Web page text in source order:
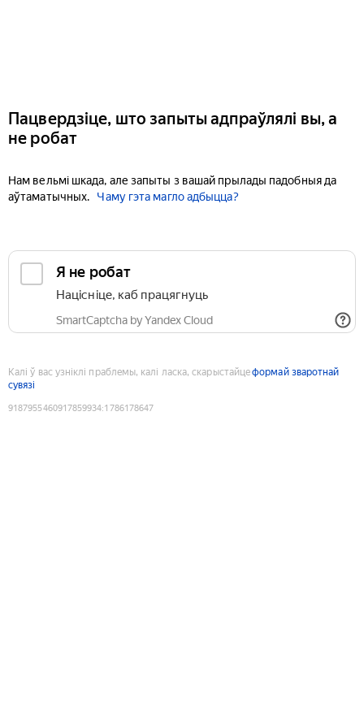
Пацвердзіце, што запыты адпраўлялі вы, а
не робат
Нам вельмі шкада, але запыты з вашай прылады падобныя да
аўтаматычных.
Чаму гэта магло адбыцца?
Я не робат
Націсніце, каб працягнуць
SmartCaptcha by Yandex Cloud
Калі ў вас узніклі праблемы, калі ласка, скарыстайцеформай зваротнай
сувязі
9187955460917859934:1786178647